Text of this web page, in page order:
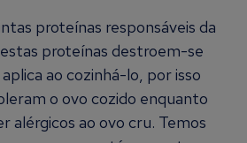
proteínas responsáveis da
proteínas destroem-se
ao cozinhá-lo, por isso
o ovo cozido enquanto
alérgicos ao ovo cru. Temos